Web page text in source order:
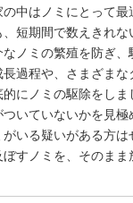
中はノミにとって
短期間で数えきれな
ノミの繁殖を防ぎ
過程や、さまざま
にノミの駆除をしま
いていないかを見
いる疑いがある方は
すノミを、そのま